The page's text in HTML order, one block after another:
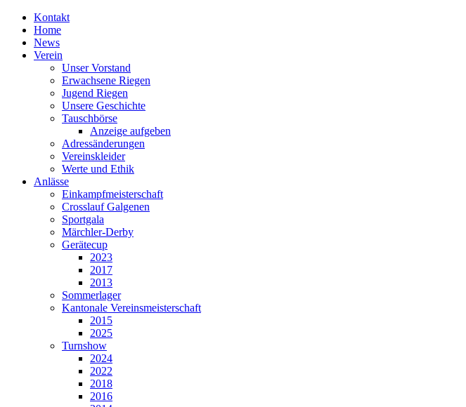
Kontakt
Home
News
Verein
Unser Vorstand
Erwachsene Riegen
Jugend Riegen
Unsere Geschichte
Tauschbörse
Anzeige aufgeben
Adressänderungen
Vereinskleider
Werte und Ethik
Anlässe
Einkampfmeisterschaft
Crosslauf Galgenen
Sportgala
Märchler-Derby
Gerätecup
2023
2017
2013
Sommerlager
Kantonale Vereinsmeisterschaft
2015
2025
Turnshow
2024
2022
2018
2016